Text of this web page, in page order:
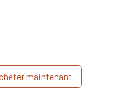
maintenant